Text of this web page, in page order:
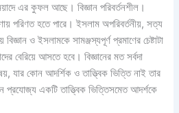
এর কুফল আছে। বিজ্ঞান পরিবর্তনশীল।
পরিণত হতে পারে। ইসলাম অপরিবর্তনীয়, সত্য
ও ইসলামকে সামঞ্জস্যপূর্ণ প্রমাণের চেষ্টাটা
বেরিয়ে আসতে হবে। বিজ্ঞানের মত সর্বদা
যার কোন আদর্শিক ও তাত্ত্বিক ভিত্তি নাই তার
প্রযোজ্য একটি তাত্ত্বিক ভিত্তিসমেত আদর্শকে